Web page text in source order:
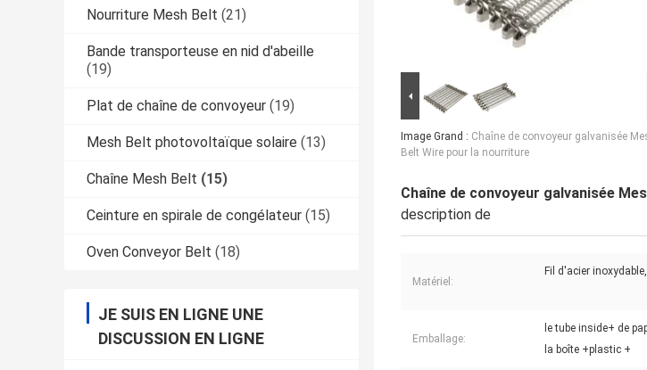
Nourriture Mesh Belt (21)
Bande transporteuse en nid d'abeille
(19)
Plat de chaîne de convoyeur (19)
Mesh Belt photovoltaïque solaire (13)
Chaîne Mesh Belt (15)
Ceinture en spirale de congélateur (15)
Oven Conveyor Belt (18)
JE SUIS EN LIGNE UNE
DISCUSSION EN LIGNE
Image Grand : Chaîne de convoyeur galvanisée
Belt Wire pour la nourriture
Chaîne de convoyeur galvanisée
description de
Matériel:
Fil d'acier
Emballage:
le tube inside+ de
la boîte +plastic +